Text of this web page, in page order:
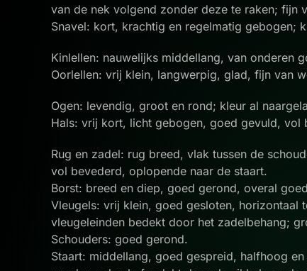
van de nek volgend zonder deze te raken; fijn
Snavel: kort, krachtig en regelmatig gebogen;
Kinlellen: nauwelijks middellang, van onderen
Oorlellen: vrij klein, langwerpig, glad, fijn van
Ogen: levendig, groot en rond; kleur al
Hals: vrij kort, licht gebogen, goed gevuld,
Rug en zadel: rug breed, vlak tussen de
vol bevederd, oplopende naar de staart.
Borst: breed en diep, goed gerond, overal
Vleugels: vrij klein, goed gesloten, horizontaal
vleugeleinden bedekt door het zadelbehang;
Schouders: goed gerond.
Staart: middellang, goed gespreid, halfhoog